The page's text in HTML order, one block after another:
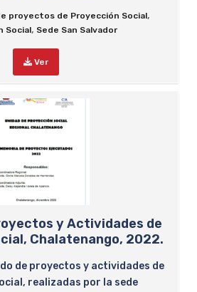
proyectos de Proyección Social,
Social, Sede San Salvador
Ver
y Actividades de
Chalatenango, 2022.
de proyectos y actividades de
realizadas por la sede